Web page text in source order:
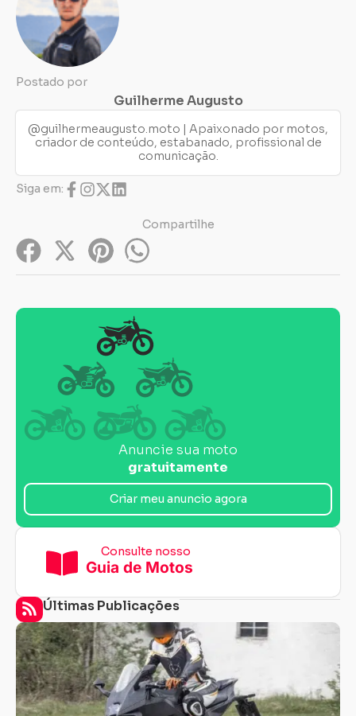
Postado por
Guilherme Augusto
@guilhermeaugusto.moto | Apaixonado por motos,
criador de conteúdo, estabanado, profissional de
comunicação.
Siga em:
Compartilhe
Anuncie sua moto
gratuitamente
Criar meu anuncio agora
Consulte nosso
Guia de Motos
Últimas Publicações